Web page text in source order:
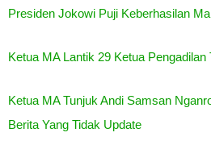
Presiden Jokowi Puji Keberhasilan
Ketua MA Lantik 29 Ketua Pengadilan
Ketua MA Tunjuk Andi Samsan
Berita Yang Tidak Update